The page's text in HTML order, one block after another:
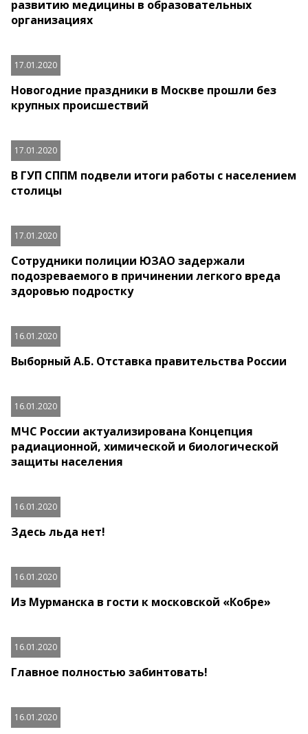
развитию медицины в образовательных
организациях
17.01.2020
Новогодние праздники в Москве прошли без
крупных происшествий
17.01.2020
В ГУП СППМ подвели итоги работы с населением
столицы
17.01.2020
Сотрудники полиции ЮЗАО задержали
подозреваемого в причинении легкого вреда
здоровью подростку
16.01.2020
Выборный А.Б. Отставка правительства России
16.01.2020
МЧС России актуализирована Концепция
радиационной, химической и биологической
защиты населения
16.01.2020
Здесь льда нет!
16.01.2020
Из Мурманска в гости к московской «Кобре»
16.01.2020
Главное полностью забинтовать!
16.01.2020